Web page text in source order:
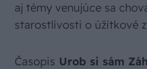
aj témy venujúce sa
starostlivosti o úžitkové
Časopis Urob si sám